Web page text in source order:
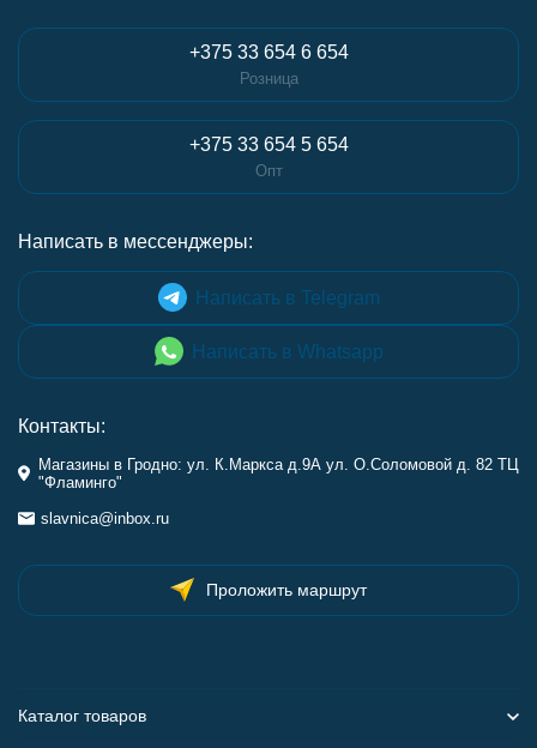
+375 33 654 6 654
Розница
+375 33 654 5 654
Опт
Написать в мессенджеры:
Написать в Telegram
Написать в Whatsapp
Контакты:
Магазины в Гродно: ул. К.Маркса д.9А ул. О.Соломовой д. 82 ТЦ
"Фламинго"
slavnica@inbox.ru
Проложить маршрут
Каталог товаров